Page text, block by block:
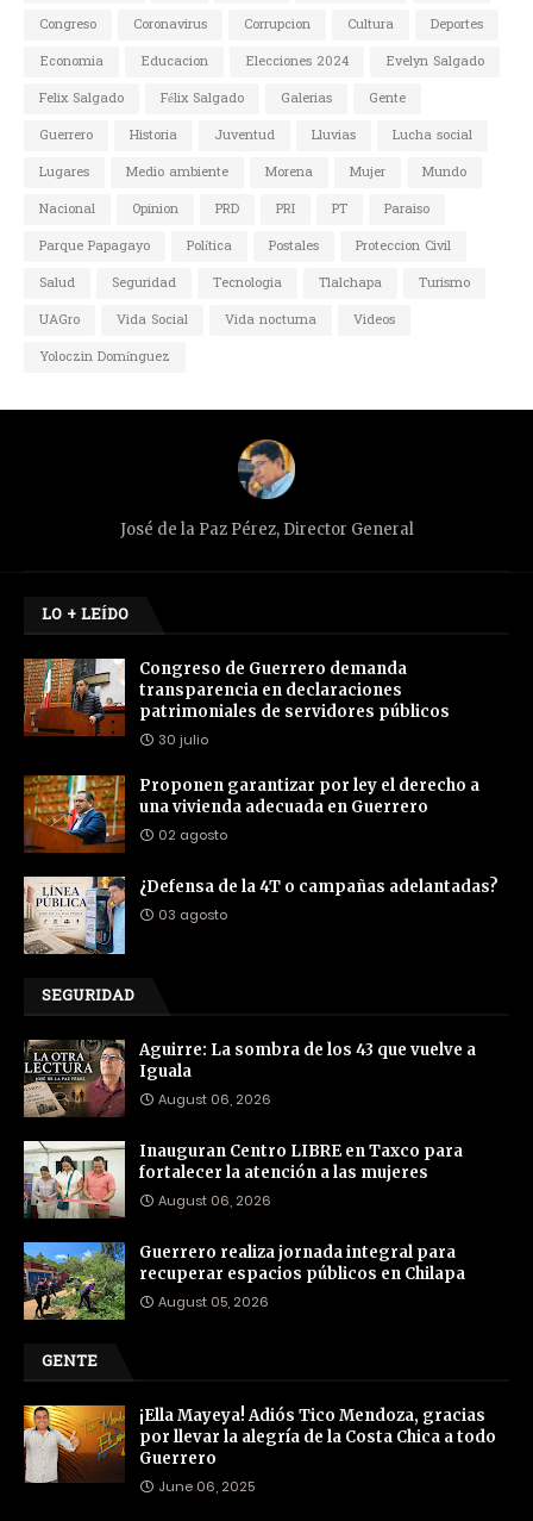
Congreso
Coronavirus Corrupcion Cultura
Deportes
Economia
Educacion Elecciones 2024
Evelyn Salgado
Felix Salgado
Félix Salgado Galerias
Gente
Guerrero
Historia Juventud Lluvias
Lucha social
Lugares
Medio ambiente Morena Mujer
Mundo
Nacional
Opinion PRD PRI PT
Paraiso
Parque Papagayo
Política Postales
Proteccion Civil
Salud
Seguridad Tecnologia Tlalchapa
Turismo
UAGro
Vida Social Vida nocturna
Videos
Yoloczin Domínguez
José de la Paz Pérez, Director General
LO + LEÍDO
Congreso de Guerrero demanda
transparencia en declaraciones
patrimoniales de servidores públicos
30 julio
Proponen garantizar por ley el derecho a
una vivienda adecuada en Guerrero
02 agosto
¿Defensa de la 4T o campañas adelantadas?
03 agosto
SEGURIDAD
Aguirre: La sombra de los 43 que vuelve a
Iguala
August 06, 2026
Inauguran Centro LIBRE en Taxco para
fortalecer la atención a las mujeres
August 06, 2026
Guerrero realiza jornada integral para
recuperar espacios públicos en Chilapa
August 05, 2026
GENTE
¡Ella Mayeya! Adiós Tico Mendoza, gracias
por llevar la alegría de la Costa Chica a todo
Guerrero
June 06, 2025